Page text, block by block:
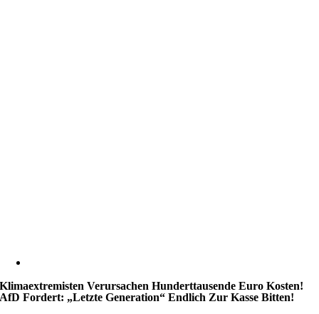
Klimaextremisten Verursachen Hunderttausende Euro Kosten!
AfD Fordert: „Letzte Generation“ Endlich Zur Kasse Bitten!